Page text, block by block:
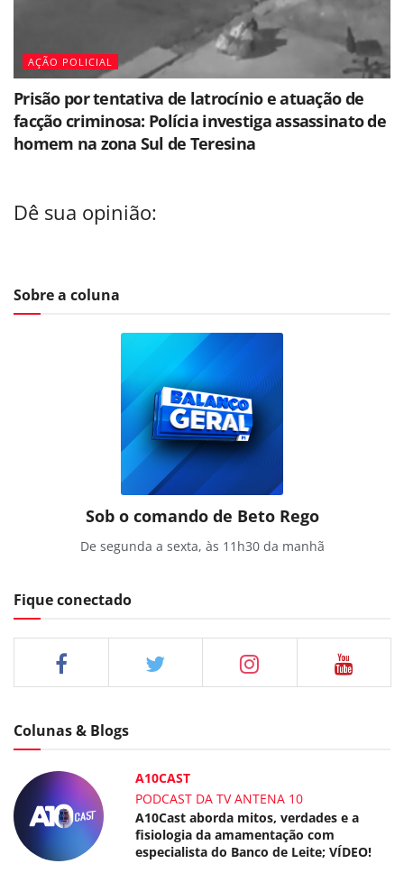
AÇÃO POLICIAL
Prisão por tentativa de latrocínio e atuação de
facção criminosa: Polícia investiga assassinato de
homem na zona Sul de Teresina
Dê sua opinião:
Sobre a coluna
Sob o comando de Beto Rego
De segunda a sexta, às 11h30 da manhã
Fique conectado
Colunas & Blogs
A10CAST
PODCAST DA TV ANTENA 10
A10Cast aborda mitos, verdades e a
fisiologia da amamentação com
especialista do Banco de Leite; VÍDEO!